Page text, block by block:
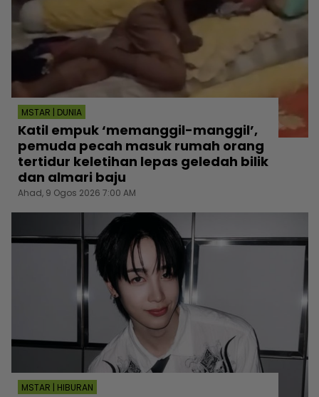
MSTAR | DUNIA
Katil empuk ‘memanggil-manggil’,
pemuda pecah masuk rumah orang
tertidur keletihan lepas geledah bilik
dan almari baju
Ahad, 9 Ogos 2026 7:00 AM
MSTAR | HIBURAN